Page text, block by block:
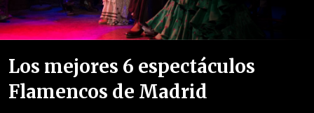
Los mejores 6 espectáculos
Flamencos de Madrid